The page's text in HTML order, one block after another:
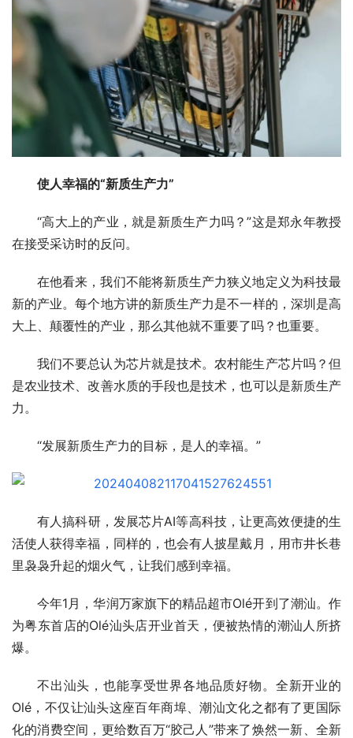
使人幸福的“新质生产力”
“高大上的产业，就是新质生产力吗？”这是郑永年教授
在接受采访时的反问。
在他看来，我们不能将新质生产力狭义地定义为科技最
新的产业。每个地方讲的新质生产力是不一样的，深圳是高
大上、颠覆性的产业，那么其他就不重要了吗？也重要。
我们不要总认为芯片就是技术。农村能生产芯片吗？但
是农业技术、改善水质的手段也是技术，也可以是新质生产
力。
“发展新质生产力的目标，是人的幸福。”
有人搞科研，发展芯片AI等高科技，让更高效便捷的生
活使人获得幸福，同样的，也会有人披星戴月，用市井长巷
里袅袅升起的烟火气，让我们感到幸福。
今年1月，华润万家旗下的精品超市Olé开到了潮汕。作
为粤东首店的Olé汕头店开业首天，便被热情的潮汕人所挤
爆。
不出汕头，也能享受世界各地品质好物。全新开业的
Olé，不仅让汕头这座百年商埠、潮汕文化之都有了更国际
化的消费空间，更给数百万“胶己人”带来了焕然一新、全新